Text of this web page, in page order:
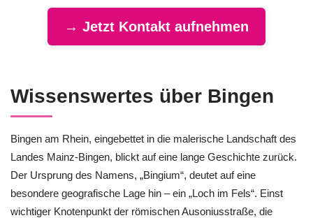
→ Jetzt Kontakt aufnehmen
Wissenswertes über Bingen
Bingen am Rhein, eingebettet in die malerische Landschaft des
Landes Mainz-Bingen, blickt auf eine lange Geschichte zurück.
Der Ursprung des Namens, „Bingium“, deutet auf eine
besondere geografische Lage hin – ein „Loch im Fels“. Einst
wichtiger Knotenpunkt der römischen Ausoniusstraße, die